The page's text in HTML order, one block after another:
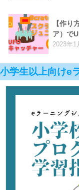
【作り
ア）で
2023年1
小学生以上向けe